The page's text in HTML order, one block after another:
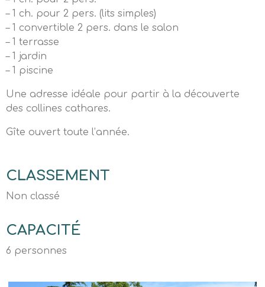
– 1 ch. pour 2 pers. (lits simples)
– 1 convertible 2 pers. dans le salon
– 1 terrasse
– 1 jardin
– 1 piscine
Une adresse idéale pour partir à la découverte
des collines cathares.
Gîte ouvert toute l’année.
CLASSEMENT
Non classé
CAPACITÉ
6 personnes